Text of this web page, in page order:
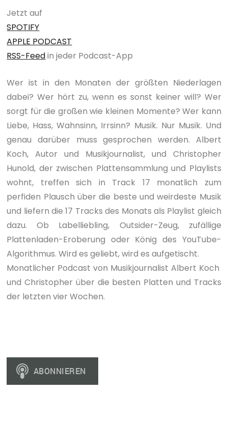
Jetzt auf
SPOTIFY
APPLE PODCAST
RSS-Feedin jeder Podcast-App
Wer ist in den Monaten der größten Niederlagen
dabei? Wer hört zu, wenn es sonst keiner will? Wer
sorgt für die großen wie kleinen Momente? Wer kann
Liebe, Hass, Wahnsinn, Irrsinn? Musik. Nur Musik. Und
genau darüber muss gesprochen werden. Albert
Koch, Autor und Musikjournalist, und Christopher
Hunold, der zwischen Plattensammlung und Playlists
wohnt, treffen sich in Track 17 monatlich zum
perfiden Plausch über die beste und weirdeste Musik
und liefern die 17 Tracks des Monats als Playlist gleich
dazu. Ob Labelliebling, Outsider-Zeug, zufällige
Plattenladen-Eroberung oder König des YouTube-
Algorithmus. Wird es geliebt, wird es aufgetischt.
Monatlicher Podcast von Musikjournalist Albert Koch
und Christopher über die besten Platten und Tracks
der letzten vier Wochen.